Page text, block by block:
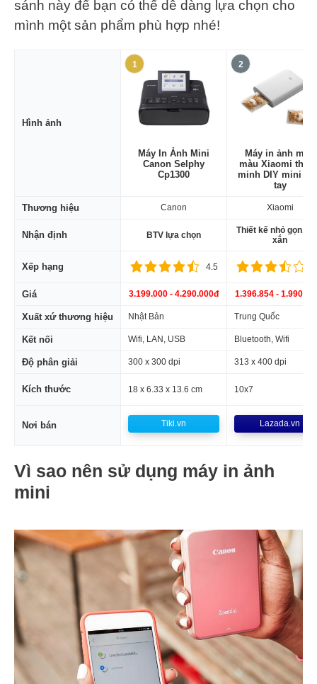
sánh này để bạn có thể dễ dàng lựa chọn cho
mình một sản phẩm phù hợp nhé!
Hình ảnh
1
Máy In Ảnh Mini
Canon Selphy
Cp1300
2
Máy in ảnh mini
màu Xiaomi
minh DIY mini
tay
Thương hiệu Canon Xiaomi
Nhận định BTV lựa chọn
Thiết kế nhỏ gọn,
xắn
Xếp hạng 4.5
Giá 3.199.000 - 4.290.000đ 1.396.854 -
Xuất xứ thương hiệu Nhật Bản Trung Quốc
Kết nối Wifi, LAN, USB Bluetooth, Wifi
Độ phân giải 300 x 300 dpi 313 x 400 dpi
Kích thước 18 x 6.33 x 13.6 cm 10x7
Nơi bán Tiki.vn Lazada.vn
Vì sao nên sử dụng máy in ảnh
mini